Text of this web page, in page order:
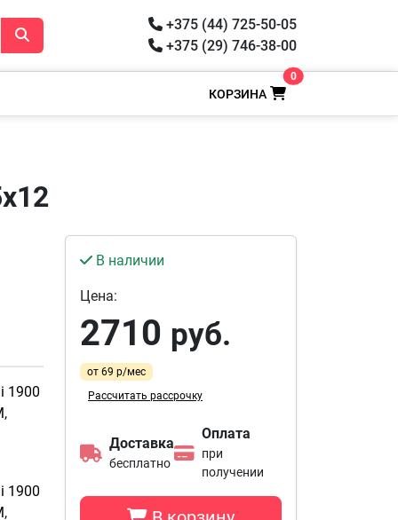
+375 (44) 725-50-05
+375 (29) 746-38-00
КОРЗИНА
0
В наличии
Цена:
2710 руб.
от 69 р/мес
Рассчитать рассрочку
Доставка
бесплатно
Оплата
при
получении
1900
1900